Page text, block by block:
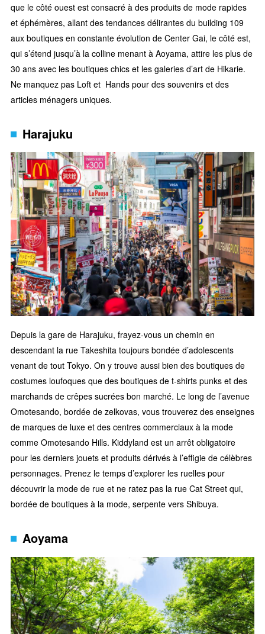
que le côté ouest est consacré à des produits de mode rapides
et éphémères, allant des tendances délirantes du building 109
aux boutiques en constante évolution de Center Gai, le côté est,
qui s’étend jusqu’à la colline menant à Aoyama, attire les plus de
30 ans avec les boutiques chics et les galeries d’art de Hikarie.
Ne manquez pas Loft et Hands pour des souvenirs et des
articles ménagers uniques.
Harajuku
Depuis la gare de Harajuku, frayez-vous un chemin en
descendant la rue Takeshita toujours bondée d’adolescents
venant de tout Tokyo. On y trouve aussi bien des boutiques de
costumes loufoques que des boutiques de t-shirts punks et des
marchands de crêpes sucrées bon marché. Le long de l’avenue
Omotesando, bordée de zelkovas, vous trouverez des enseignes
de marques de luxe et des centres commerciaux à la mode
comme Omotesando Hills. Kiddyland est un arrêt obligatoire
pour les derniers jouets et produits dérivés à l’effigie de célèbres
personnages. Prenez le temps d’explorer les ruelles pour
découvrir la mode de rue et ne ratez pas la rue Cat Street qui,
bordée de boutiques à la mode, serpente vers Shibuya.
Aoyama